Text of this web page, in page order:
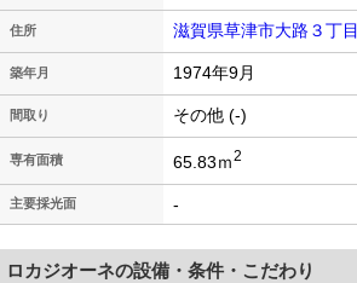
住所 滋賀県草津市大路３丁目
築年月 1974年9月
間取り その他 (-)
専有面積 65.83ｍ2
主要採光面 -
ロカジオーネの設備・条件・こだわり